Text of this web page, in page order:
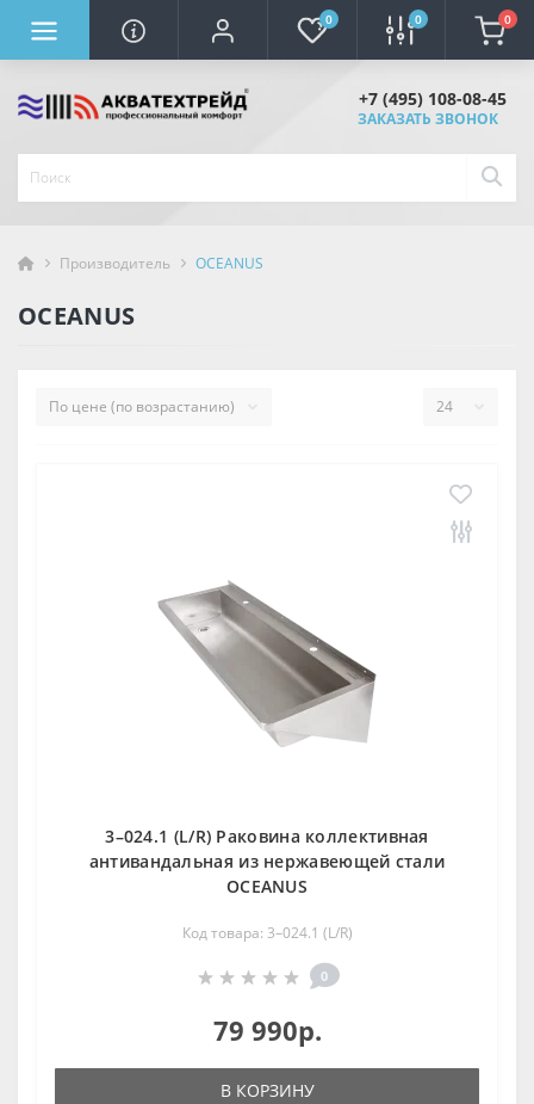
0 0 0
+7 (495) 108-08-45
ЗАКАЗАТЬ ЗВОНОК
Производитель OCEANUS
OCEANUS
3–024.1 (L/R) Раковина коллективная
антивандальная из нержавеющей стали
OCEANUS
Код товара: 3–024.1 (L/R)
0
79 990р.
В КОРЗИНУ